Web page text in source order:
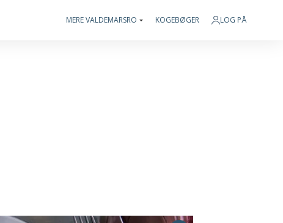
MERE VALDEMARSRO KOGEBØGER LOG PÅ